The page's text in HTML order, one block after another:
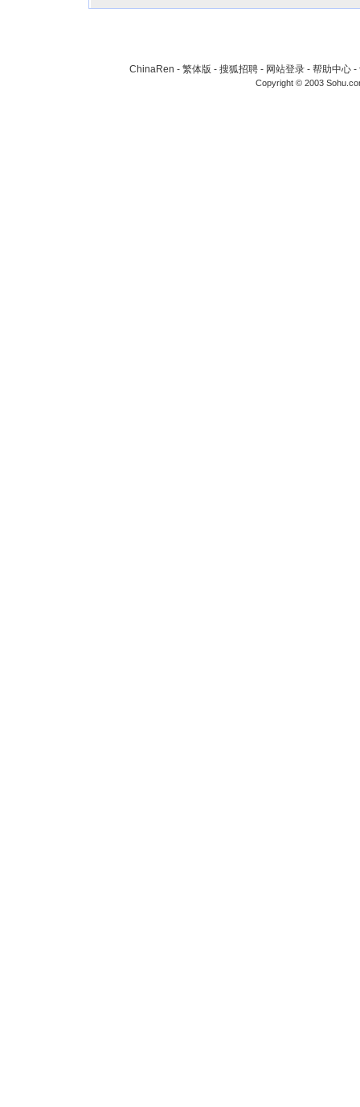
ChinaRen - 繁体版 - 搜狐招聘 - 网站登录 - 帮助中心 -
Copyright © 2003